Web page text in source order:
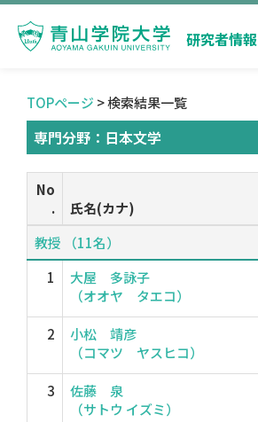
研究者情報
TOPページ > 検索結果一覧
専門分野：日本文学
No
.
氏名(カナ)
教授 （11名）
1
大屋 多詠子
（オオヤ タエコ）
2
小松 靖彦
（コマツ ヤスヒコ）
3
佐藤 泉
（サトウ イズミ）